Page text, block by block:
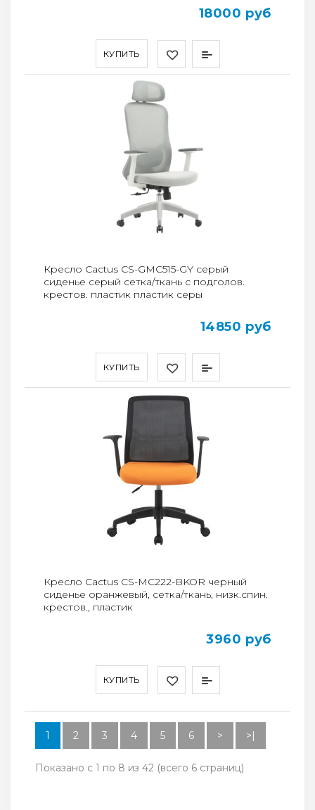
КУПИТЬ
18000 руб
КУПИТЬ
Кресло Cactus CS-GMC515-GY серый
сиденье серый сетка/ткань с подголов.
крестов. пластик пластик серы
14850 руб
КУПИТЬ
Кресло Cactus CS-MC222-BKOR черный
сиденье оранжевый, сетка/ткань, низк.спин.
крестов., пластик
3960 руб
1 2 3 4 5 6 > >|
Показано с 1 по 8 из 42 (всего 6 страниц)